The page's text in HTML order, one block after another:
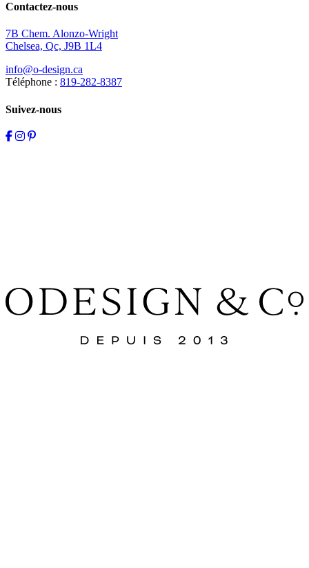
Contactez-nous
7B Chem. Alonzo-Wright
Chelsea, Qc, J9B 1L4
info@o-design.ca
Téléphone : 819-282-8387
Suivez-nous